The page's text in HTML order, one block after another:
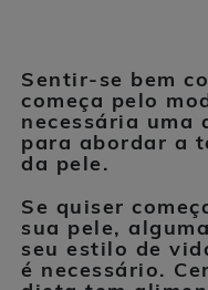
Sentir-se bem
começa pelo
necessária uma
para abordar a
da pele.
Se quiser
sua pele,
seu estilo de
é necessário.